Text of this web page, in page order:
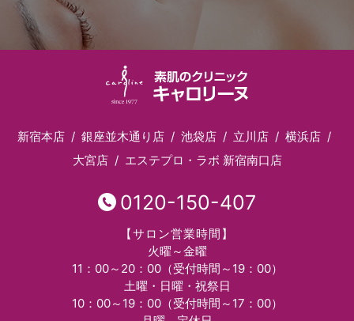
新宿本店 銀座並木通り店 池袋店 立川店
横浜店
大宮店
エステプロ・ラボ 新宿南口店
0120-150-407
【サロン営業時間】
火曜～金曜
11：00～20：00（受付時間～19：00）
土曜・日曜・祝祭日
10：00～19：00（受付時間～17：00）